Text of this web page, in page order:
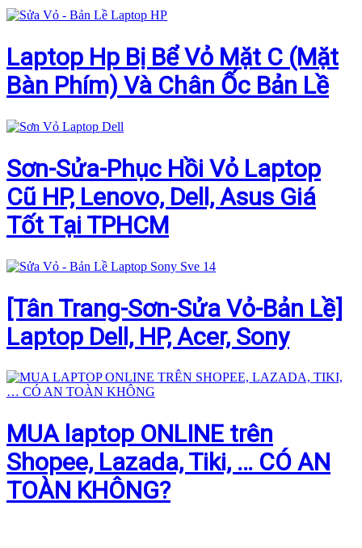
Laptop Hp Bị Bể Vỏ Mặt C (Mặt
Bàn Phím) Và Chân Ốc Bản Lề
Sơn-Sửa-Phục Hồi Vỏ Laptop
Cũ HP, Lenovo, Dell, Asus Giá
Tốt Tại TPHCM
[Tân Trang-Sơn-Sửa Vỏ-Bản Lề]
Laptop Dell, HP, Acer, Sony
MUA laptop ONLINE trên
Shopee, Lazada, Tiki, … CÓ AN
TOÀN KHÔNG?